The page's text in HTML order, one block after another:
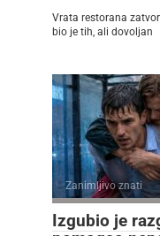
Vrata restorana
bio je tih, ali dovoljan
Zanimljivo znati
Izgubio je